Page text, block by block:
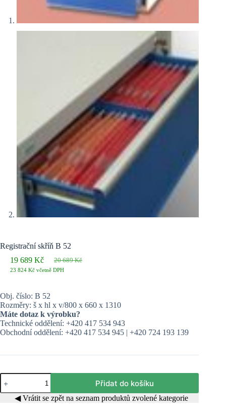
Registrační skříň B 52
20 689Kč
Původní
cena
20 689 Kč.
19 689 KčAktuální
cena
19 689 Kč.
23 824 Kč včetně DPH
Obj. číslo: B 52
Rozměry: š x hl x v/800 x 660 x 1310
Máte dotaz k výrobku?
Technické oddělení: +420 417 534 943
Obchodní oddělení: +420 417 534 945 | +420 724 193 139
Registrační
skříň
B
Přidat do košíku
◀ Vrátit se zpět na seznam produktů zvolené kategorie